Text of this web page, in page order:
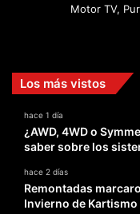
Motor TV,
Los más vistos
hace 1 día
¿AWD, 4WD o
saber sobre los
hace 2 días
Remontadas
Invierno de Kartismo